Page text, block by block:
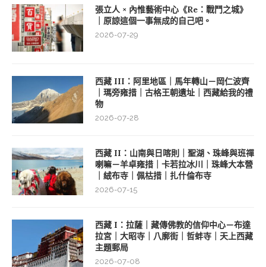
張立人 × 內惟藝術中心《Re：戰鬥之城》
｜原諒這個一事無成的自己吧。
2026-07-29
西藏 III：阿里地區｜馬年轉山－岡仁波齊
｜瑪旁雍措｜古格王朝遺址｜西藏給我的禮
物
2026-07-28
西藏 II：山南與日喀則｜聖湖、珠峰與班禪
喇嘛－羊卓雍措｜卡若拉冰川｜珠峰大本營
｜絨布寺｜佩枯措｜扎什倫布寺
2026-07-15
西藏 I：拉薩｜藏傳佛教的信仰中心－布達
拉宮｜大昭寺｜八廓街｜哲蚌寺｜天上西藏
主題郵局
2026-07-08